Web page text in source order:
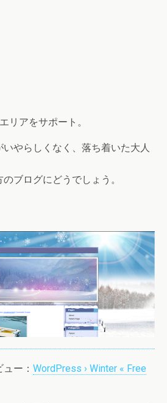
リアをサポート。
やらしくなく、落ち着いた大人
ブログにどうでしょう。
ー： WordPress › Winter « Free